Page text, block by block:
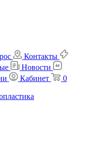
Контакты
Новости
Кабинет
0